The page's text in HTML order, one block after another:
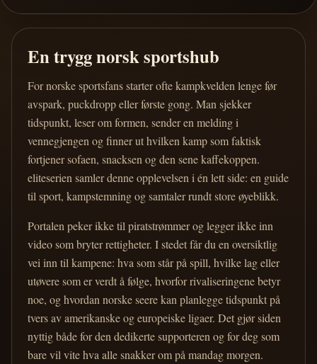
En trygg norsk sportshub
For norske sportsfans starter ofte kampkvelden lenge før
avspark, puckdropp eller første gong. Man sjekker
tidspunkt, leser om formen, sender en melding i
vennegjengen og finner ut hvilken kamp som faktisk
fortjener sofaen, snacksen og den sene kaffekoppen.
eliteserien samler denne opplevelsen i én lett side: en guide
til sport, kampstemning og samtaler rundt store øyeblikk.
Portalen peker ikke til piratstrømmer og legger ikke inn
video som bryter rettigheter. I stedet får du en oversiktlig
vei inn til kampene: hva som står på spill, hvilke lag eller
utøvere som er verdt å følge, hvorfor rivaliseringene betyr
noe, og hvordan norske seere kan planlegge tidspunkt på
tvers av amerikanske og europeiske ligaer. Det gjør siden
nyttig både for den dedikerte supporteren og for deg som
bare vil vite hva alle snakker om på mandag morgen.